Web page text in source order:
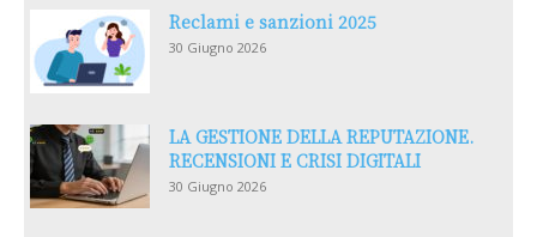
Reclami e sanzioni 2025
30 Giugno 2026
LA GESTIONE DELLA REPUTAZIONE.
RECENSIONI E CRISI DIGITALI
30 Giugno 2026